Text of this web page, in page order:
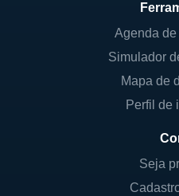
Agenda
Simulador
Mapa de
Perfil de
Seja